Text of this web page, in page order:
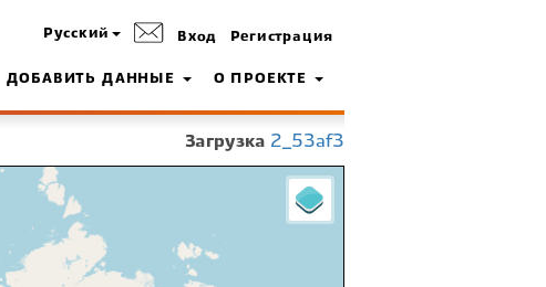
Русский Вход Регистрация
ДОБАВИТЬ ДАННЫЕ О ПРОЕКТЕ
Загрузка 2_53af3